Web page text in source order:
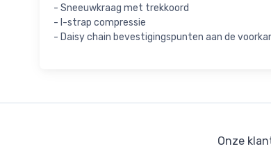
- Sneeuwkraag met trekkoord
- I-strap compressie
- Daisy chain bevestigingspunten aan de
Onze